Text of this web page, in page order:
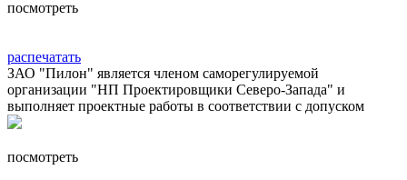
посмотреть
распечатать
ЗАО "Пилон" является членом саморегулируемой
организации "НП Проектировщики Северо-Запада" и
выполняет проектные работы в соответствии с допуском
посмотреть